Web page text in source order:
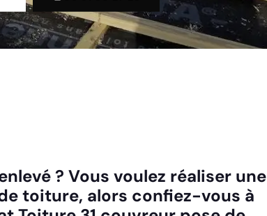
? Vous voulez réaliser une
toiture, alors confiez-vous à